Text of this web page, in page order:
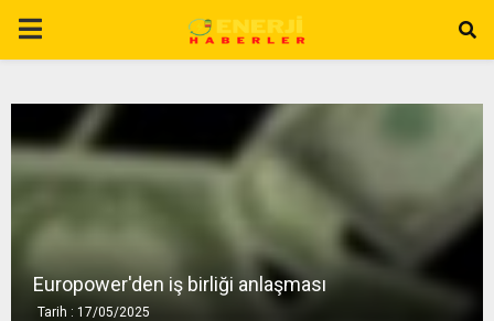
P
I
A
Europower'den iş birliği anlaşması
Tarih : 17/05/2025